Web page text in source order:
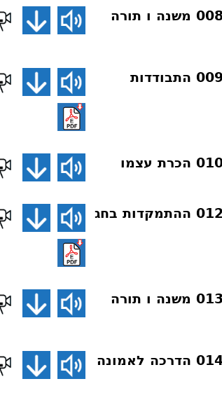
שיעורים בארה”ב אייר תשפ”ג 008 משנה ו תורה
שיעורים בארה”ב אייר תשפ”ג 009 התבודדות
שיעורים בארה”ב אייר תשפ”ג 012 ההתמקדות בחג
שיעורים בארה”ב אייר תשפ”ג 013 משנה ו תורה